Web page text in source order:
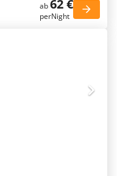
ab62 €
perNight